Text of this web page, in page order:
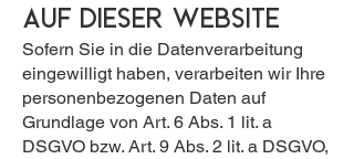
auf dieser Website
Sofern Sie in die Datenverarbeitung
eingewilligt haben, verarbeiten wir Ihre
personenbezogenen Daten auf
Grundlage von Art. 6 Abs. 1 lit. a
DSGVO bzw. Art. 9 Abs. 2 lit. a DSGVO,